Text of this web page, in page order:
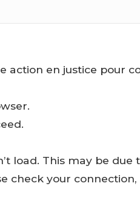
load. This may be
check your